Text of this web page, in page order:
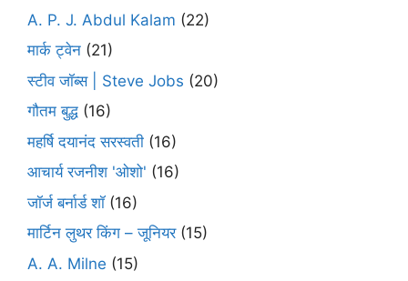
A. P. J. Abdul Kalam (22)
मार्क ट्वेन (21)
स्टीव जॉब्स | Steve Jobs (20)
गौतम बुद्ध (16)
महर्षि दयानंद सरस्वती (16)
आचार्य रजनीश 'ओशो' (16)
जॉर्ज बर्नार्ड शॉ(16)
मार्टिन लुथर किंग – जूनियर(15)
A. A. Milne (15)